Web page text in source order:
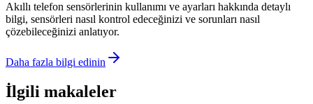
Akıllı telefon sensörlerinin kullanımı ve ayarları hakkında detaylı
bilgi, sensörleri nasıl kontrol edeceğinizi ve sorunları nasıl
çözebileceğinizi anlatıyor.
Daha fazla bilgi edinin
İlgili makaleler